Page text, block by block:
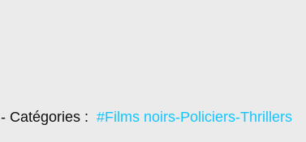
- Catégories : #Films noirs-Policiers-Thrillers